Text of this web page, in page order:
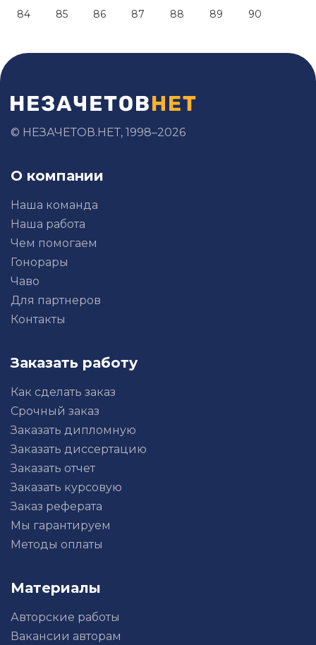
84
85 86 87 88 89 90
© НЕЗАЧЕТОВ.НЕТ, 1998–2026
О компании
Наша команда
Наша работа
Чем помогаем
Гонорары
Чаво
Для партнеров
Контакты
Заказать работу
Как сделать заказ
Срочный заказ
Заказать дипломную
Заказать диссертацию
Заказать отчет
Заказать курсовую
Заказ реферата
Мы гарантируем
Методы оплаты
Материалы
Авторские работы
Вакансии авторам